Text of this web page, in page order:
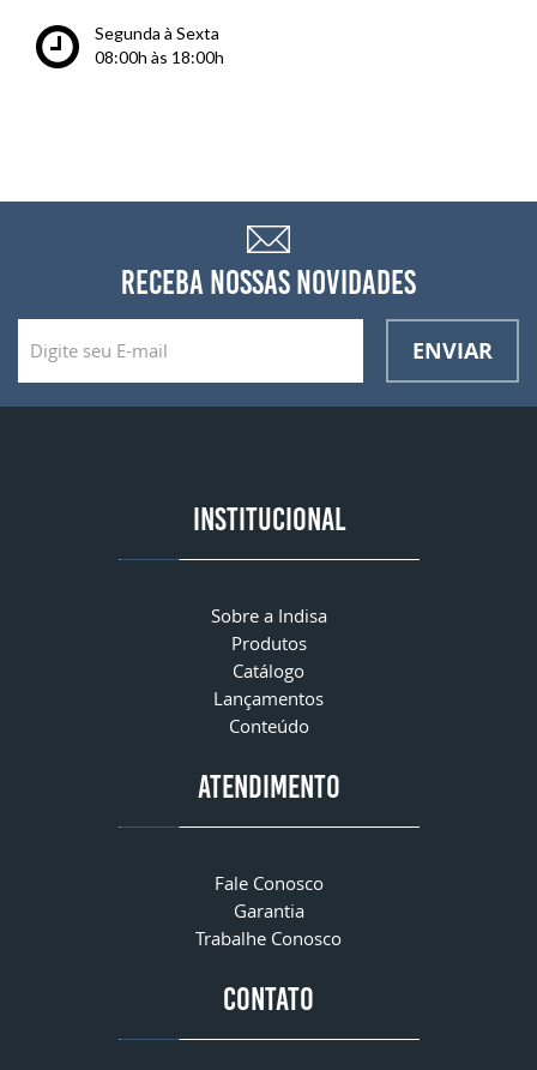
Segunda à Sexta
08:00h às 18:00h
RECEBA NOSSAS NOVIDADES
ENVIAR
INSTITUCIONAL
Sobre a Indisa
Produtos
Catálogo
Lançamentos
Conteúdo
ATENDIMENTO
Fale Conosco
Garantia
Trabalhe Conosco
CONTATO